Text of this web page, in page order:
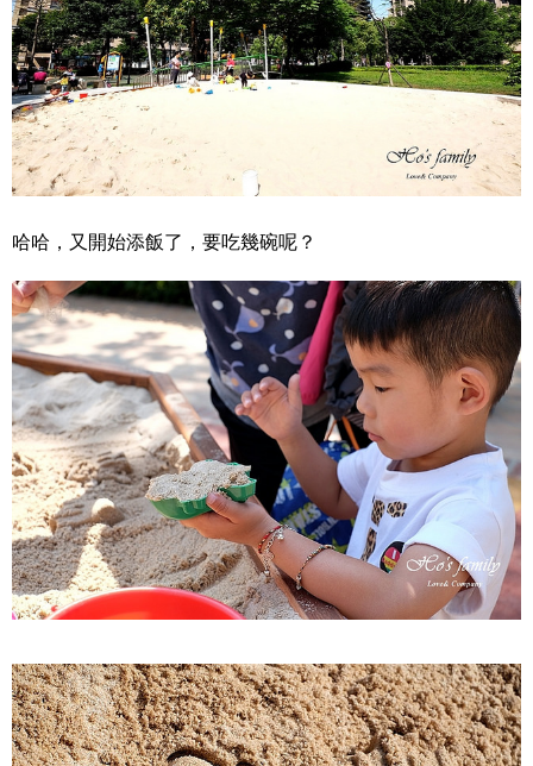
哈哈，又開始添飯了，要吃幾碗呢？